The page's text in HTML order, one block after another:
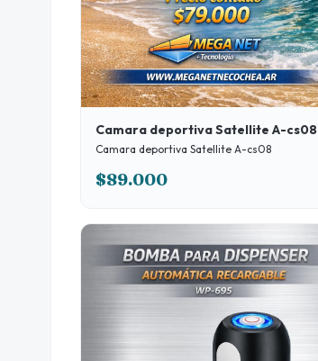
Camara deportiva Satellite A-cs08
Camara deportiva Satellite A-cs08
$89.000